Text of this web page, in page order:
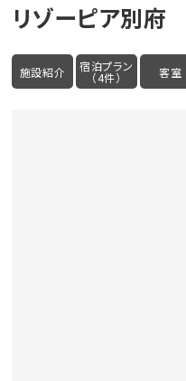
リゾーピア別府
施設紹介 宿泊プラン
（4件） 客室